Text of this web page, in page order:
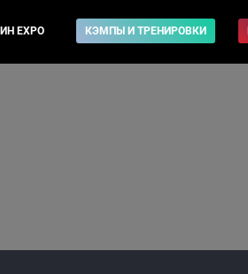
EXPO КЭМПЫ И ТРЕНИРОВКИ